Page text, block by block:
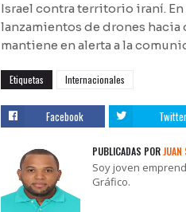
Israel contra territorio iraní.
lanzamientos de drones
mantiene en alerta a la
Etiquetas Internacionales
Facebook
PUBLICADAS PORJUAN
Soy joven
Gráfico.